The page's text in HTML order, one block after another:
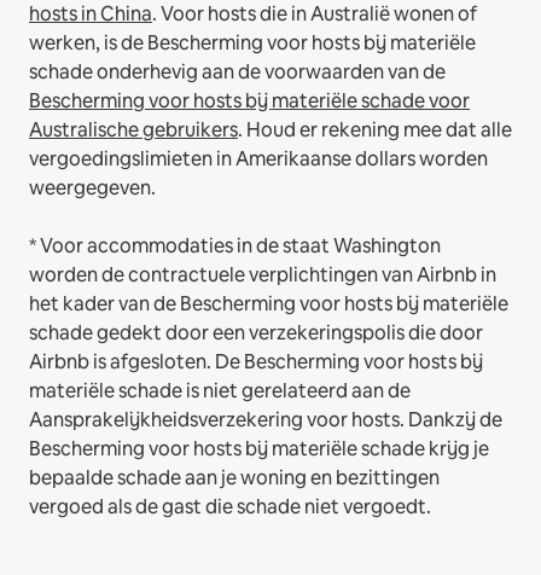
hosts in China.Voor hosts die in Australië wonen of
werken, is de Bescherming voor hosts bij materiële
schade onderhevig aan de voorwaarden van de
Bescherming voor hosts bij materiële schade voor
Australische gebruikers. Houd er rekening mee dat alle
vergoedingslimieten in Amerikaanse dollars worden
weergegeven.
* Voor accommodaties in de staat Washington
worden de contractuele verplichtingen van Airbnb in
het kader van de Bescherming voor hosts bij materiële
schade gedekt door een verzekeringspolis die door
Airbnb is afgesloten. De Bescherming voor hosts bij
materiële schade is niet gerelateerd aan de
Aansprakelijkheidsverzekering voor hosts. Dankzij de
Bescherming voor hosts bij materiële schade krijg je
bepaalde schade aan je woning en bezittingen
vergoed als de gast die schade niet vergoedt.